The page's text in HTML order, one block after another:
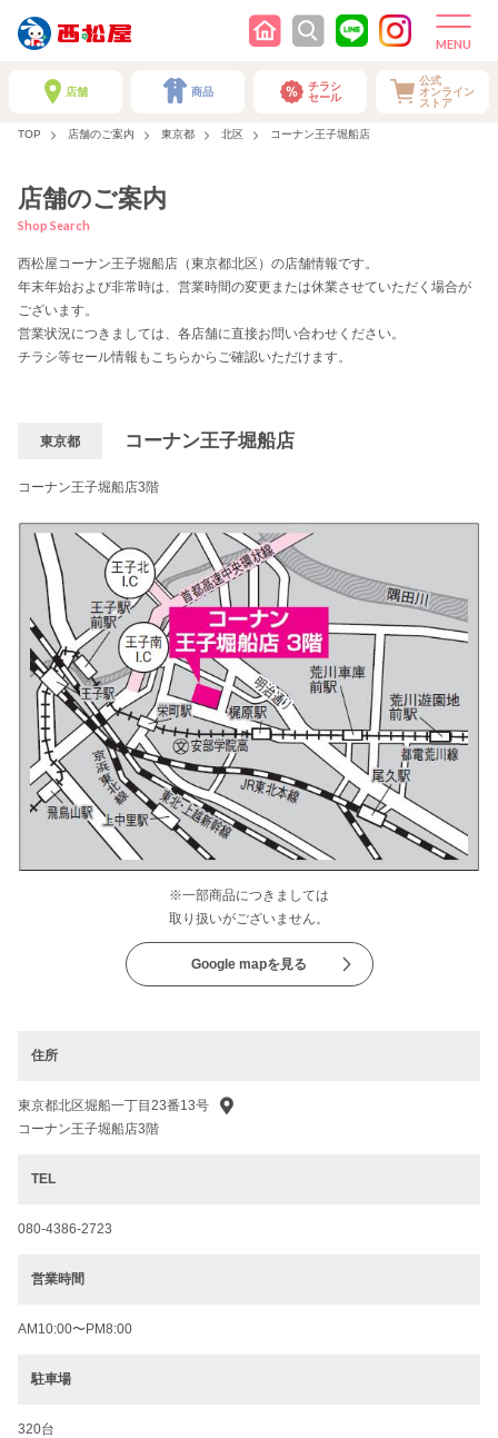
店舗 商品
チラシ
セール
公式
オンライン
ストア
TOP 店舗のご案内 東京都 北区 コーナン王子堀船店
店舗のご案内
Shop Search
西松屋コーナン王子堀船店（東京都北区）の店舗情報です。
年末年始および非常時は、営業時間の変更または休業させていただく場合が
ございます。
営業状況につきましては、各店舗に直接お問い合わせください。
チラシ等セール情報もこちらからご確認いただけます。
東京都 コーナン王子堀船店
コーナン王子堀船店3階
※一部商品につきましては
取り扱いがございません。
Google mapを見る
住所
東京都北区堀船一丁目23番13号
コーナン王子堀船店3階
TEL
080-4386-2723
営業時間
AM10:00〜PM8:00
駐車場
320台